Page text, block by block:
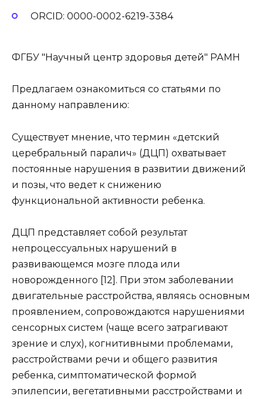
ORCID: 0000-0002-6219-3384
ФГБУ "Научный центр здоровья детей" РАМН
Предлагаем ознакомиться со статьями по
данному направлению:
Существует мнение, что термин «детский
церебральный паралич» (ДЦП) охватывает
постоянные нарушения в развитии движений
и позы, что ведет к снижению
функциональной активности ребенка.
ДЦП представляет собой результат
непроцессуальных нарушений в
развивающемся мозге плода или
новорожденного [12]. При этом заболевании
двигательные расстройства, являясь основным
проявлением, сопровождаются нарушениями
сенсорных систем (чаще всего затрагивают
зрение и слух), когнитивными проблемами,
расстройствами речи и общего развития
ребенка, симптоматической формой
эпилепсии, вегетативными расстройствами и